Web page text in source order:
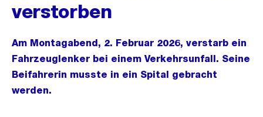
verstorben
Am Montagabend, 2. Februar 2026, verstarb ein
Fahrzeuglenker bei einem Verkehrsunfall. Seine
Beifahrerin musste in ein Spital gebracht
werden.